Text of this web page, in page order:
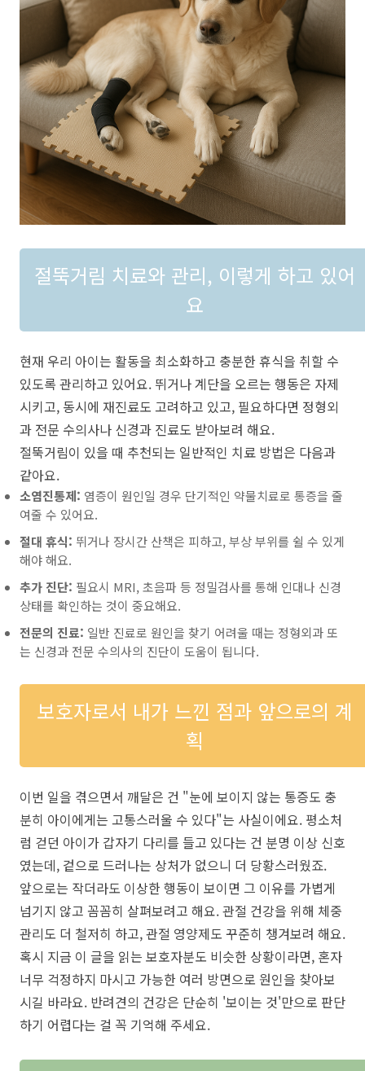
절뚝거림 치료와 관리, 이렇게 하고 있어
요
현재 우리 아이는 활동을 최소화하고 충분한 휴식을 취할 수
있도록 관리하고 있어요. 뛰거나 계단을 오르는 행동은 자제
시키고, 동시에 재진료도 고려하고 있고, 필요하다면 정형외
과 전문 수의사나 신경과 진료도 받아보려 해요.
절뚝거림이 있을 때 추천되는 일반적인 치료 방법은 다음과
같아요.
소염진통제: 염증이 원인일 경우 단기적인 약물치료로 통증을 줄
여줄 수 있어요.
절대 휴식: 뛰거나 장시간 산책은 피하고, 부상 부위를 쉴 수 있게
해야 해요.
추가 진단: 필요시 MRI, 초음파 등 정밀검사를 통해 인대나 신경
상태를 확인하는 것이 중요해요.
전문의 진료: 일반 진료로 원인을 찾기 어려울 때는 정형외과 또
는 신경과 전문 수의사의 진단이 도움이 됩니다.
보호자로서 내가 느낀 점과 앞으로의 계
획
이번 일을 겪으면서 깨달은 건 "눈에 보이지 않는 통증도 충
분히 아이에게는 고통스러울 수 있다"는 사실이에요. 평소처
럼 걷던 아이가 갑자기 다리를 들고 있다는 건 분명 이상 신호
였는데, 겉으로 드러나는 상처가 없으니 더 당황스러웠죠.
앞으로는 작더라도 이상한 행동이 보이면 그 이유를 가볍게
넘기지 않고 꼼꼼히 살펴보려고 해요. 관절 건강을 위해 체중
관리도 더 철저히 하고, 관절 영양제도 꾸준히 챙겨보려 해요.
혹시 지금 이 글을 읽는 보호자분도 비슷한 상황이라면, 혼자
너무 걱정하지 마시고 가능한 여러 방면으로 원인을 찾아보
시길 바라요. 반려견의 건강은 단순히 '보이는 것'만으로 판단
하기 어렵다는 걸 꼭 기억해 주세요.